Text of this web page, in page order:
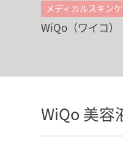
メディカルスキン
WiQo（ワイコ）
WiQo 美容